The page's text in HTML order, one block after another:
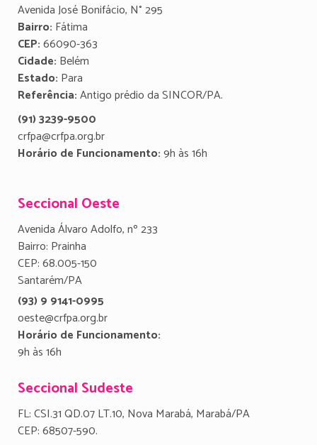
Avenida José Bonifácio, N° 295
Bairro: Fátima
CEP:66090-363
Cidade: Belém
Estado: Para
Referência:Antigo prédio da SINCOR/PA.
(91) 3239-9500
crfpa@crfpa.org.br
Horário de Funcionamento:9h às 16h
Seccional Oeste
Avenida Álvaro Adolfo, nº 233
Bairro: Prainha
CEP: 68.005-150
Santarém/PA
(93) 9 9141-0995
oeste@crfpa.org.br
Horário de Funcionamento:
9h às 16h
Seccional Sudeste
FL: CSI.31 QD.07 LT.10, Nova Marabá, Marabá/PA
CEP: 68507-590.